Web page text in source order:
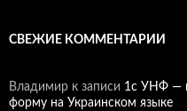
СВЕЖИЕ КОММЕНТАРИИ
Владимир к записи 1c УНФ —
форму на Украинском языке